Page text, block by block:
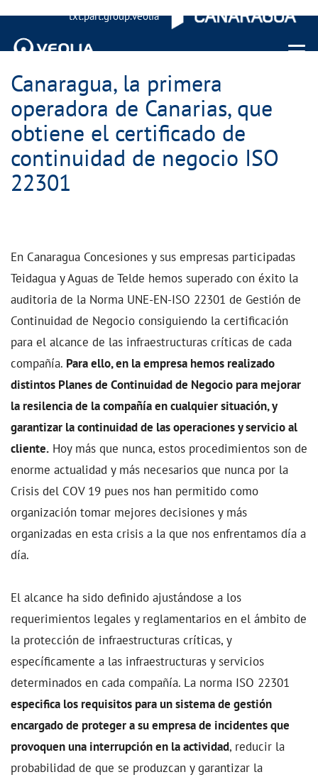
txt.part.group.veolia
Menu
Canaragua, la primera
operadora de Canarias, que
obtiene el certificado de
continuidad de negocio ISO
22301
En Canaragua Concesiones y sus empresas participadas
Teidagua y Aguas de Telde hemos superado con éxito la
auditoria de la Norma UNE-EN-ISO 22301 de Gestión de
Continuidad de Negocio consiguiendo la certificación
para el alcance de las infraestructuras críticas de cada
compañía. Para ello, en la empresa hemos realizado
distintos Planes de Continuidad de Negocio para mejorar
la resilencia de la compañía en cualquier situación, y
garantizar la continuidad de las operaciones y servicio al
cliente. Hoy más que nunca, estos procedimientos son de
enorme actualidad y más necesarios que nunca por la
Crisis del COV 19 pues nos han permitido como
organización tomar mejores decisiones y más
organizadas en esta crisis a la que nos enfrentamos día a
día.
El alcance ha sido definido ajustándose a los
requerimientos legales y reglamentarios en el ámbito de
la protección de infraestructuras críticas, y
específicamente a las infraestructuras y servicios
determinados en cada compañía. La norma ISO 22301
especifica los requisitos para un sistema de gestión
encargado de proteger a su empresa de incidentes que
provoquen una interrupción en la actividad, reducir la
probabilidad de que se produzcan y garantizar la